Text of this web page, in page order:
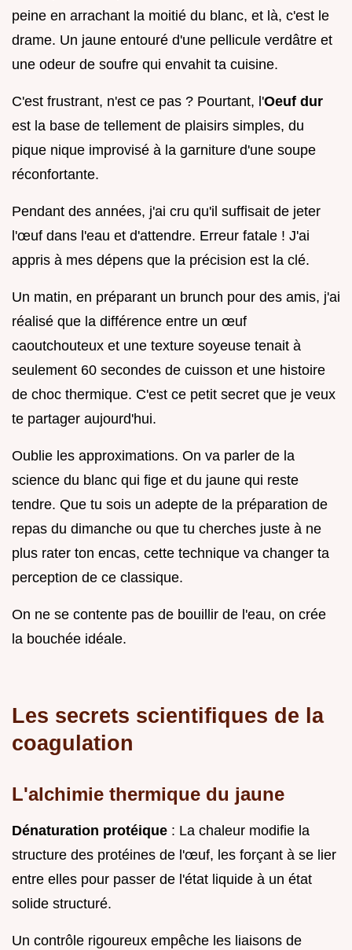
peine en arrachant la moitié du blanc, et là, c'est le
drame. Un jaune entouré d'une pellicule verdâtre et
une odeur de soufre qui envahit ta cuisine.
C'est frustrant, n'est ce pas ? Pourtant, l'Oeuf dur
est la base de tellement de plaisirs simples, du
pique nique improvisé à la garniture d'une soupe
réconfortante.
Pendant des années, j'ai cru qu'il suffisait de jeter
l'œuf dans l'eau et d'attendre. Erreur fatale ! J'ai
appris à mes dépens que la précision est la clé.
Un matin, en préparant un brunch pour des amis, j'ai
réalisé que la différence entre un œuf
caoutchouteux et une texture soyeuse tenait à
seulement 60 secondes de cuisson et une histoire
de choc thermique. C'est ce petit secret que je veux
te partager aujourd'hui.
Oublie les approximations. On va parler de la
science du blanc qui fige et du jaune qui reste
tendre. Que tu sois un adepte de la préparation de
repas du dimanche ou que tu cherches juste à ne
plus rater ton encas, cette technique va changer ta
perception de ce classique.
On ne se contente pas de bouillir de l'eau, on crée
la bouchée idéale.
Les secrets scientifiques de la
coagulation
L'alchimie thermique du jaune
Dénaturation protéique : La chaleur modifie la
structure des protéines de l'œuf, les forçant à se lier
entre elles pour passer de l'état liquide à un état
solide structuré.
Un contrôle rigoureux empêche les liaisons de